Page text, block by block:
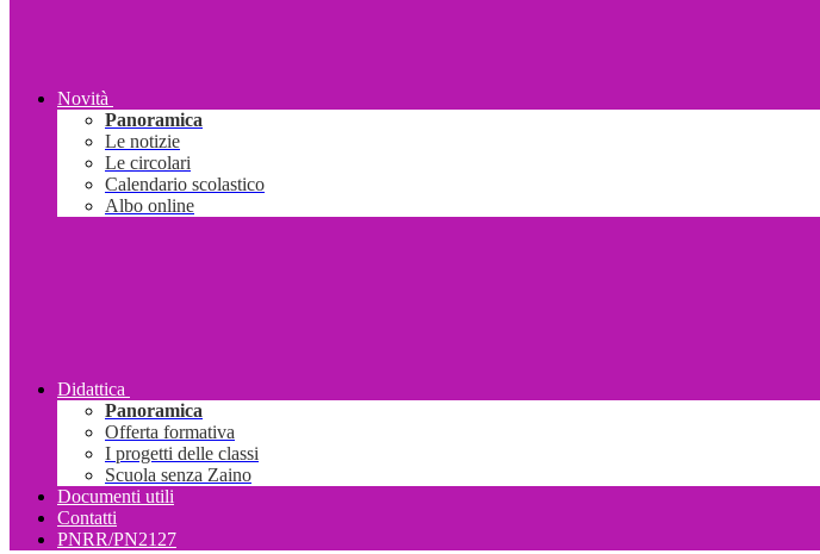
Novità
Panoramica
Le notizie
Le circolari
Calendario scolastico
Albo online
Didattica
Panoramica
Offerta formativa
I progetti delle classi
Scuola senza Zaino
Documenti utili
Contatti
PNRR/PN2127